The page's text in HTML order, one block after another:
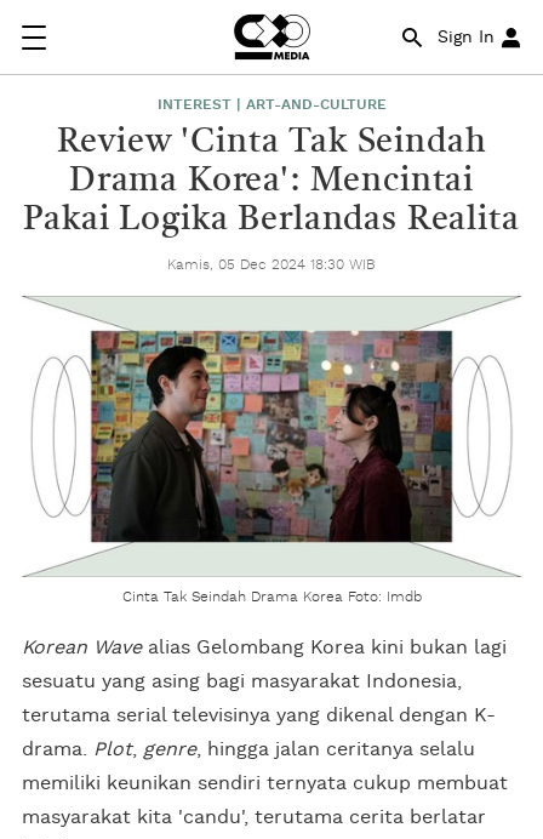
Sign In
INTEREST | ART-AND-CULTURE
Review 'Cinta Tak Seindah
Drama Korea': Mencintai
Pakai Logika Berlandas Realita
Kamis, 05 Dec 2024 18:30 WIB
Cinta Tak Seindah Drama Korea Foto: Imdb
Korean Wavealias Gelombang Korea kini bukan lagi
sesuatu yang asing bagi masyarakat Indonesia,
terutama serial televisinya yang dikenal dengan K-
drama.
Plot, genre, hingga jalan ceritanya selalu
memiliki keunikan sendiri ternyata cukup membuat
masyarakat kita 'candu', terutama cerita berlatar